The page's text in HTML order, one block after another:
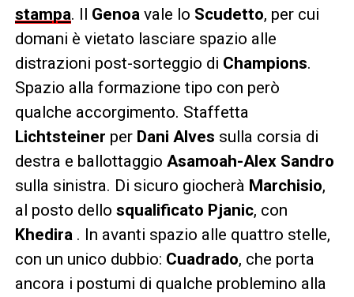
stampa. Il Genoa vale lo Scudetto, per cui
domani è vietato lasciare spazio alle
distrazioni post-sorteggio di Champions.
Spazio alla formazione tipo con però
qualche accorgimento. Staffetta
Lichtsteiner per Dani Alves sulla corsia di
destra e ballottaggio Asamoah-Alex Sandro
sulla sinistra. Di sicuro giocherà Marchisio,
al posto dello squalificato Pjanic, con
Khedira . In avanti spazio alle quattro stelle,
con un unico dubbio: Cuadrado, che porta
ancora i postumi di qualche problemino alla